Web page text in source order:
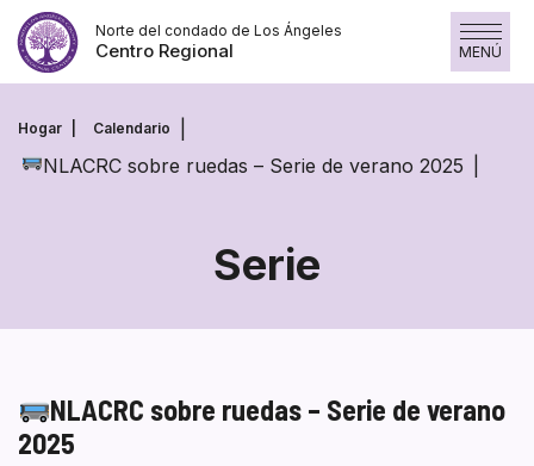
Saltar
contenido
Norte del condado de Los Ángeles
Centro Regional MENÚ
Hogar Calendario
NLACRC sobre ruedas – Serie de verano 2025
Serie
NLACRC sobre ruedas – Serie de verano
2025